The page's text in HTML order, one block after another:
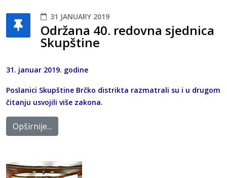
31 JANUARY 2019
Održana 40. redovna sjednica
Skupštine
31. januar 2019. godine
Poslanici Skupštine Brčko distrikta razmatrali su i u drugom
čitanju usvojili više zakona.
Opširnije...